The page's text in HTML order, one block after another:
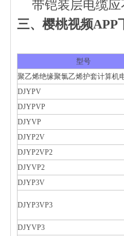
带铠装层电缆应
三、 樱桃视频APP
型号
聚乙烯绝缘聚氯乙烯护套计算机
DJYPV
DJYPVP
DJYVP
DJYP2V
DJYP2VP2
DJYVP2
DJYP3V
DJYP3VP3
DJYVP3